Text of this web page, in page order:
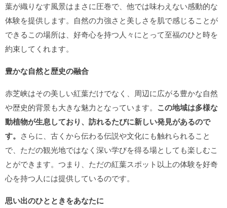
葉が織りなす風景はまさに圧巻で、他では味わえない感動的な
体験を提供します。自然の力強さと美しさを肌で感じることが
できるこの場所は、好奇心を持つ人々にとって至福のひと時を
約束してくれます。
豊かな自然と歴史の融合
赤芝峡はその美しい紅葉だけでなく、周辺に広がる豊かな自然
や歴史的背景も大きな魅力となっています。 この地域は多様な
動植物が生息しており、訪れるたびに新しい発見があるので
す。 さらに、古くから伝わる伝説や文化にも触れられること
で、ただの観光地ではなく深い学びを得る場としても楽しむこ
とができます。つまり、ただの紅葉スポット以上の体験を好奇
心を持つ人には提供しているのです。
思い出のひとときをあなたに